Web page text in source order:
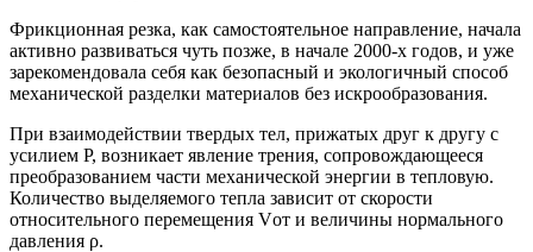
Фрикционная резка, как самостоятельное направление, начала
активно развиваться чуть позже, в начале 2000-х годов, и уже
зарекомендовала себя как безопасный и экологичный способ
механической разделки материалов без искрообразования.
При взаимодействии твердых тел, прижатых друг к другу с
усилием P, возникает явление трения, сопровождающееся
преобразованием части механической энергии в тепловую.
Количество выделяемого тепла зависит от скорости
относительного перемещения Vот и величины нормального
давления ρ.​